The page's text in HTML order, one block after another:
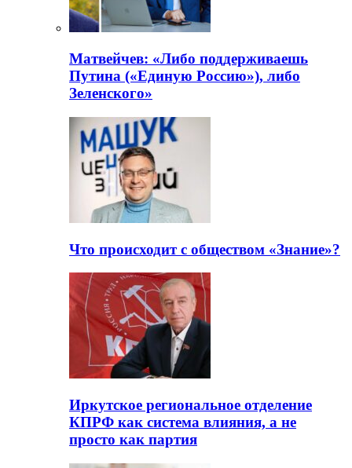
Матвейчев: «Либо поддерживаешь
Путина («Единую Россию»), либо
Зеленского»
Что происходит с обществом «Знание»?
Иркутское региональное отделение
КПРФ как система влияния, а не
просто как партия